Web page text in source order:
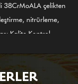
38CrMoALA çelikten
nitrürleme,
Kalite Kontrol
nikel bazlı alaşımlı
biridir;